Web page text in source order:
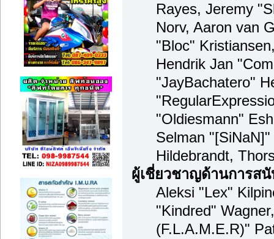
Rayes, Jeremy
Norv, Aaron van
"Bloc"
Hendrik Jan
"JayBachatero"
"Oldiesmann"
Selman
Hildebrandt,
ผู้เชี่ยวชาญด้านการส
Aleksi "Lex"
"Kindred"
(F.L.A.M.E.R)"